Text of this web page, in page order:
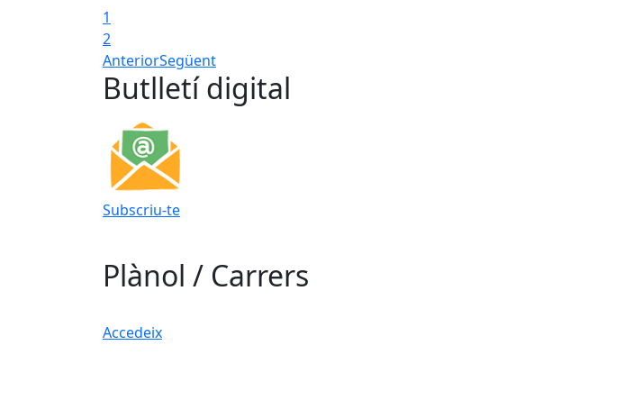
1
2
AnteriorSegüent
Butlletí digital
Subscriu-te
Plànol / Carrers
Accedeix